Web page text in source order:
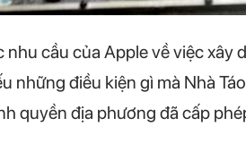
cầu của Apple về việc
những điều kiện gì mà Nhà
quyền địa phương đã cấp